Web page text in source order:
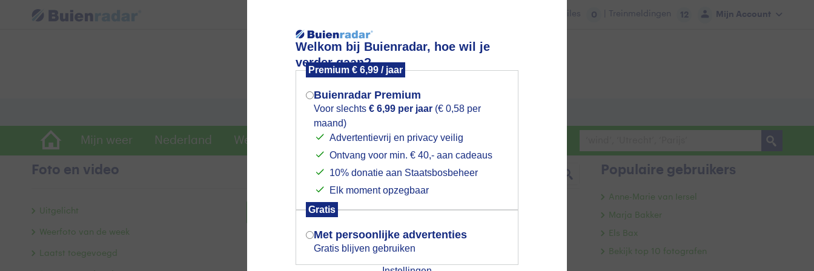
Welkom bij Buienradar, hoe wil je
verder gaan?
Premium € 6,99 / jaar
Buienradar Premium
Voor slechts € 6,99 per jaar (€ 0,58 per
maand)
Advertentievrij en privacy veilig
Ontvang voor min. € 40,- aan cadeaus
10% donatie aan Staatsbosbeheer
Elk moment opzegbaar
Gratis
Met persoonlijke advertenties
Gratis blijven gebruiken
Mijn Account
Files 0 | Treinmeldingen 12
Lees meer.
Mijn weer Nederland Wereldwijd Foto en video Weerzine
Foto en video Zoeken in foto & video:
Bekijk slideshow
Uitgelicht
Weerfoto van de week
Laatst toegevoegd
Populaire gebruikers
Anne-Marie van Iersel
Marja Bakker
Els Bax
Bekijk top 10 fotografen
Mogen we je locatie gebruiken voor
het weer?
Indien je hier nog geen akkoord op hebt
gegeven, verschijnt er zo een pop-up uit
je browser waarin deze toestemming
gevraagd wordt.